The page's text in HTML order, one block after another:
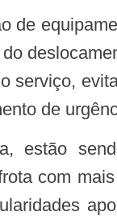
serviço,
de
estão
com